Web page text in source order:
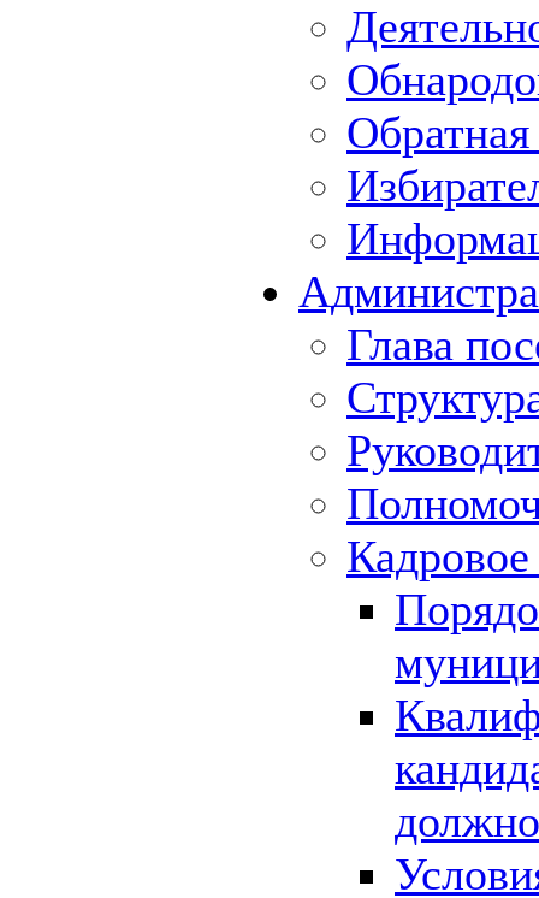
Обратная
Глава